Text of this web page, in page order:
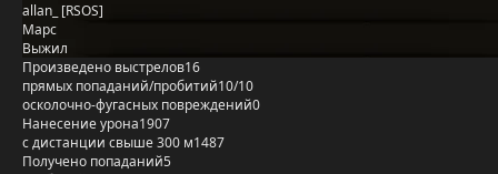
allan_ [RSOS]
Марс
Выжил
Произведено выстрелов16
прямых попаданий/пробитий10/10
осколочно-фугасных повреждений0
Нанесение урона1907
с дистанции свыше 300 м1487
Получено попаданий5